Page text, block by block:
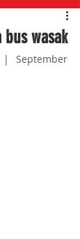
wasak
|  September